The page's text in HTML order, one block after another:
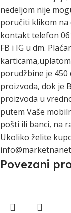
nedeljom nije
poručiti klikom na
kontakt telefon
FB i IG u dm.
porudžbine je
proizvoda, dok je
proizvoda u
putem Vaše
pošti ili banci, na
Ukoliko želite
Povezani